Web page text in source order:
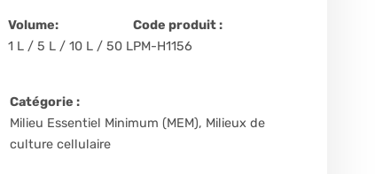
Volume:
1 L / 5 L / 10 L / 50 L
Code produit :
PM-H1156
Catégorie :
Milieu Essentiel Minimum (MEM), Milieux de
culture cellulaire